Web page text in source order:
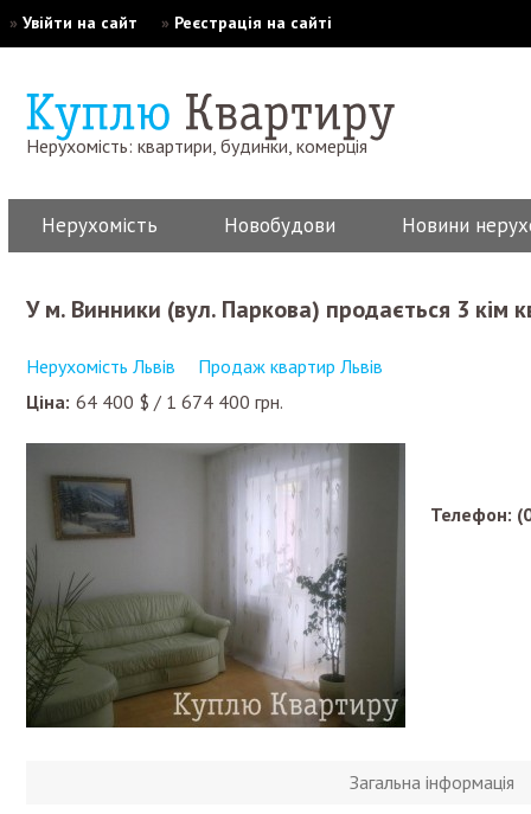
» Увійти на сайт » Реєстрація на сайті
Нерухомість: квартири, будинки, комерція
Нерухомість Новобудови Новини
У м. Винники (вул. Паркова) продається 3 кім
Нерухомість Львів
Продаж квартир Львів
Ціна: 64 400 $ / 1 674 400 грн.
Телефон:
Загальна інформація